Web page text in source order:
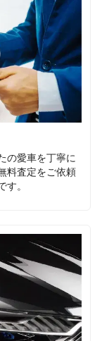
の愛車を丁寧に
料査定をご依頼
す。